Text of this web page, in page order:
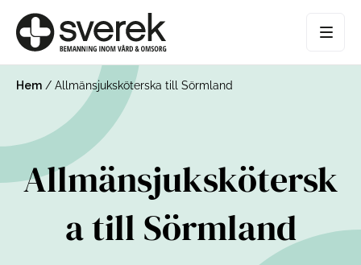
Hem / Allmänsjuksköterska till Sörmland
Allmänsjukskötersk
a till Sörmland